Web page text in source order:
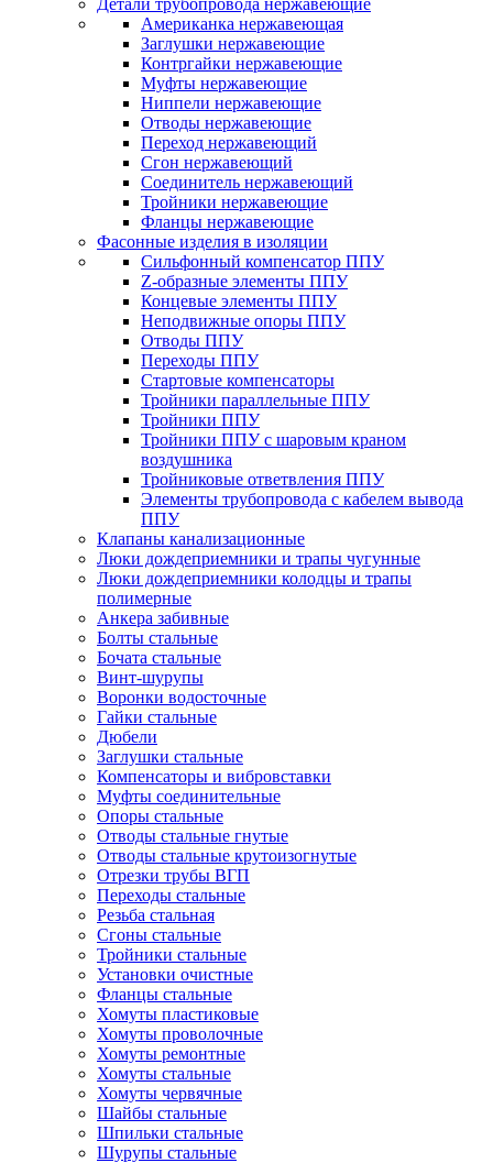
Детали трубопровода нержавеющие
Американка нержавеющая
Заглушки нержавеющие
Контргайки нержавеющие
Муфты нержавеющие
Ниппели нержавеющие
Отводы нержавеющие
Переход нержавеющий
Сгон нержавеющий
Соединитель нержавеющий
Тройники нержавеющие
Фланцы нержавеющие
Фасонные изделия в изоляции
Cильфонный компенсатор ППУ
Z-образные элементы ППУ
Концевые элементы ППУ
Неподвижные опоры ППУ
Отводы ППУ
Переходы ППУ
Стартовые компенсаторы
Тройники параллельные ППУ
Тройники ППУ
Тройники ППУ с шаровым краном
воздушника
Тройниковые ответвления ППУ
Элементы трубопровода с кабелем вывода
ППУ
Клапаны канализационные
Люки дождеприемники и трапы чугунные
Люки дождеприемники колодцы и трапы
полимерные
Анкера забивные
Болты стальные
Бочата стальные
Винт-шурупы
Воронки водосточные
Гайки стальные
Дюбели
Заглушки стальные
Компенсаторы и вибровставки
Муфты соединительные
Опоры стальные
Отводы стальные гнутые
Отводы стальные крутоизогнутые
Отрезки трубы ВГП
Переходы стальные
Резьба стальная
Сгоны стальные
Тройники стальные
Установки очистные
Фланцы стальные
Хомуты пластиковые
Хомуты проволочные
Хомуты ремонтные
Хомуты стальные
Хомуты червячные
Шайбы стальные
Шпильки стальные
Шурупы стальные